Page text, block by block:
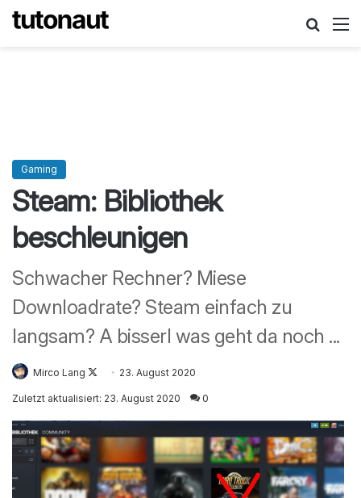
Gaming
Steam: Bibliothek
beschleunigen
Schwacher Rechner? Miese
Downloadrate? Steam einfach zu
langsam? A bisserl was geht da noch ...
Mirco Lang
Follow
on
23. August 2020
Zuletzt aktualisiert: 23. August 2020 0